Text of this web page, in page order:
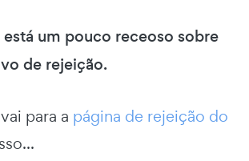
um pouco receoso sobre
de rejeição.
para a página de rejeição do